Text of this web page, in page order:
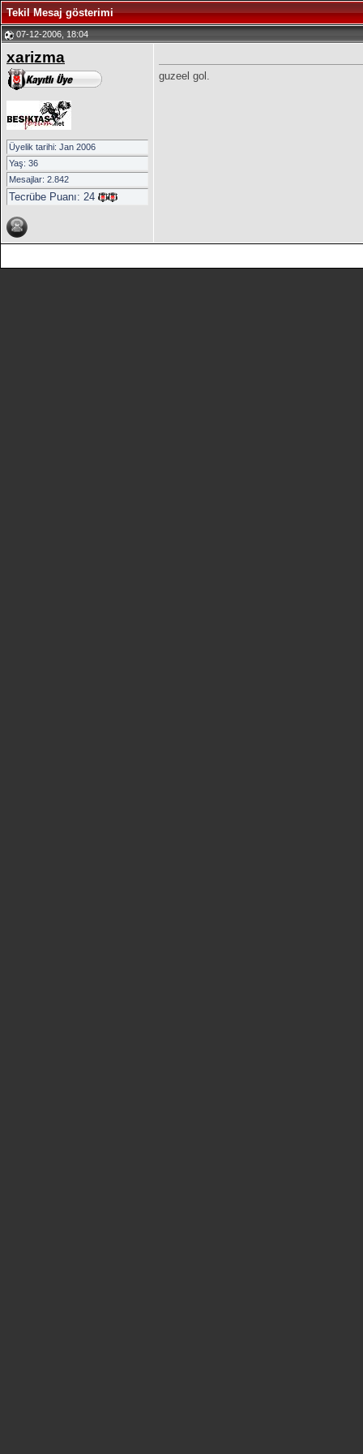
Tekil Mesaj gösterimi
07-12-2006, 18:04
xarizma
Üyelik tarihi: Jan 2006
Yaş: 36
Mesajlar: 2.842
Tecrübe Puanı: 24
guzeel gol.